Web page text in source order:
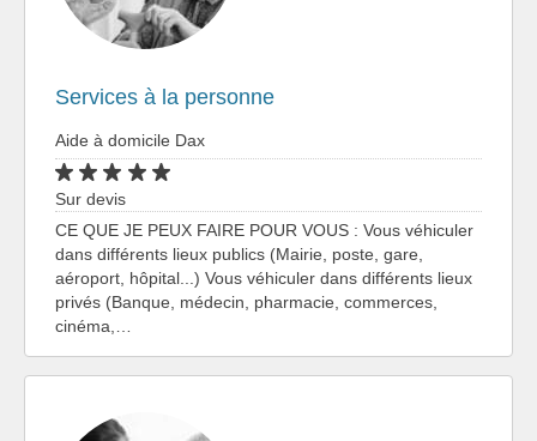
Services à la personne
Aide à domicile Dax
Sur devis
CE QUE JE PEUX FAIRE POUR VOUS : Vous véhiculer
dans différents lieux publics (Mairie, poste, gare,
aéroport, hôpital...) Vous véhiculer dans différents lieux
privés (Banque, médecin, pharmacie, commerces,
cinéma,…